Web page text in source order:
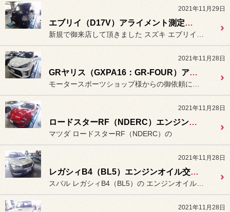
2021年11月29日
エブリイ（D17V）アライメント測定＆調整。
2021年11月28日
GRヤリス（GXPA16：GR-FOUR）アライメント測定＆調整。
2021年11月28日
ロードスターRF（NDERC）エンジンオイル交換。
マツダ ロードスターRF（NDERC）の
2021年11月28日
レガシィB4（BL5）エンジンオイル交換。
2021年11月28日